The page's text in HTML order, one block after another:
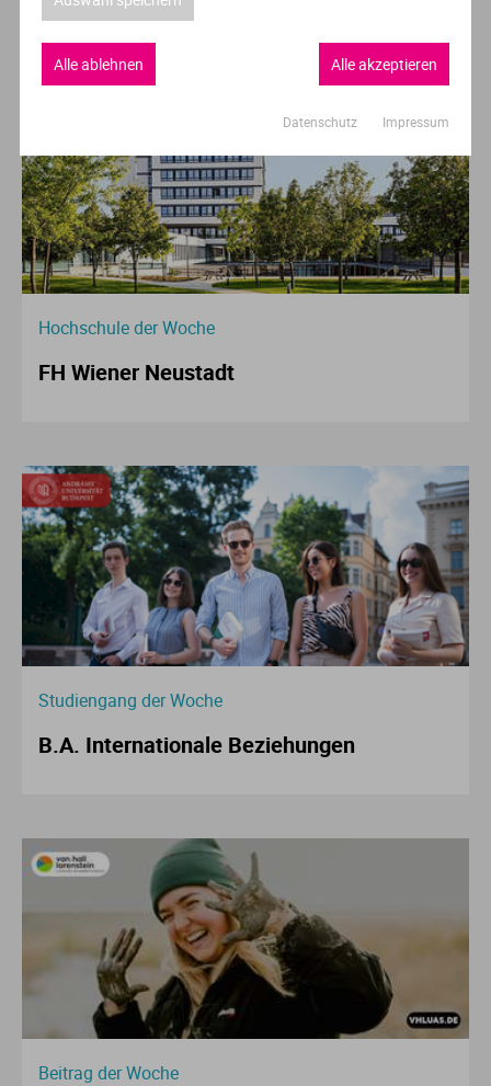
Empfehlung der Redaktion
Hochschule der Woche
FH Wiener Neustadt
Studiengang der Woche
B.A. Internationale Beziehungen
Beitrag der Woche
Alle akzeptieren
Alle ablehnen
Datenschutz Impressum